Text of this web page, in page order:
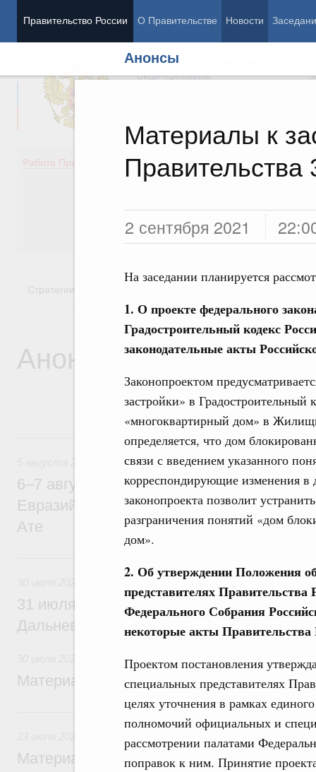
Правительство России О Правительстве Новости
Анонсы
Материалы к
Правительства
2 сентября 2021
На заседании планируется
1. О проекте федерального
Градостроительный кодекс
законодательные акты
Законопроектом
застройки» в
«многоквартирный дом» в
определяется, что дом
связи с введением указанного
корреспондирующие изменения в
законопроекта позволит
разграничения понятий «дом
дом».
2. Об утверждении Положения
представителях
Федерального Собрания
некоторые акты Правительства
Проектом постановления
специальных представителях
целях уточнения в рамках
полномочий официальных и
рассмотрении палатами
поправок к ним. Принятие
Председатель Правительства
Вице-премьеры
Работа Правительства
Демография
Здоровье
Общество
Государство
Стратегии
Анонсы
5 августа, среда
6–7 августа Михаил Мишустин примет
Евразийского межправительственного
Ате
31 июля Михаил Мишустин совершит
Дальневосточный федеральный округ
Материалы к заседанию Правительства
23 июля, четверг
Материалы к заседанию Правительства